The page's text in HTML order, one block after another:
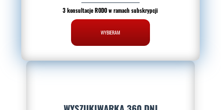
3 konsultacje RODO w ramach subskrypcji
WYBIERAM